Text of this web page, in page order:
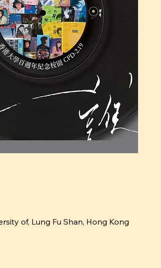
of, Lung Fu Shan, Hong Kong